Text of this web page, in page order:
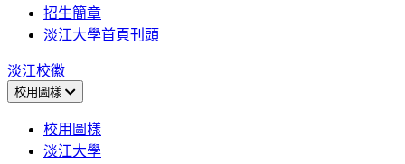
招生簡章
淡江大學首頁刊頭
淡江校徽
校用圖樣
校用圖樣
淡江大學